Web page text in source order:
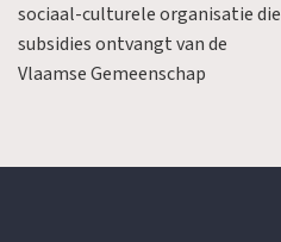
sociaal-culturele organisatie die
subsidies ontvangt van de
Vlaamse Gemeenschap